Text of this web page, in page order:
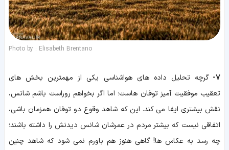
Photo by : Elisabeth Brentano
7-
گرچه تحلیل داده های هواشناسی یکی از مهمترین بخش های
تعقیب موفقیت آمیز توفان هاست؛ اما اگر بخواهم روراست باشم شانس،
نقش بیشتری ایفا می کند. این که شاهد وقوع دو توفان همزمان باشی،
اتفاقی نیست که بیشتر مردم در عمرشان شانس دیدنش را داشته باشند؛
چه رسد به عکاس ها! گاهی هنوز هم باورم نمی شود که شاهد چنین